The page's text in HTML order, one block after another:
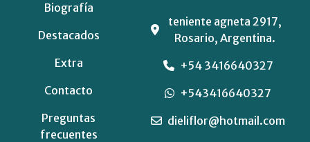
Biografía
Destacados
Extra
Contacto
Preguntas
frecuentes
teniente agneta 2917,
Rosario, Argentina.
+54 3416640327
+543416640327
dieliflor@hotmail.com